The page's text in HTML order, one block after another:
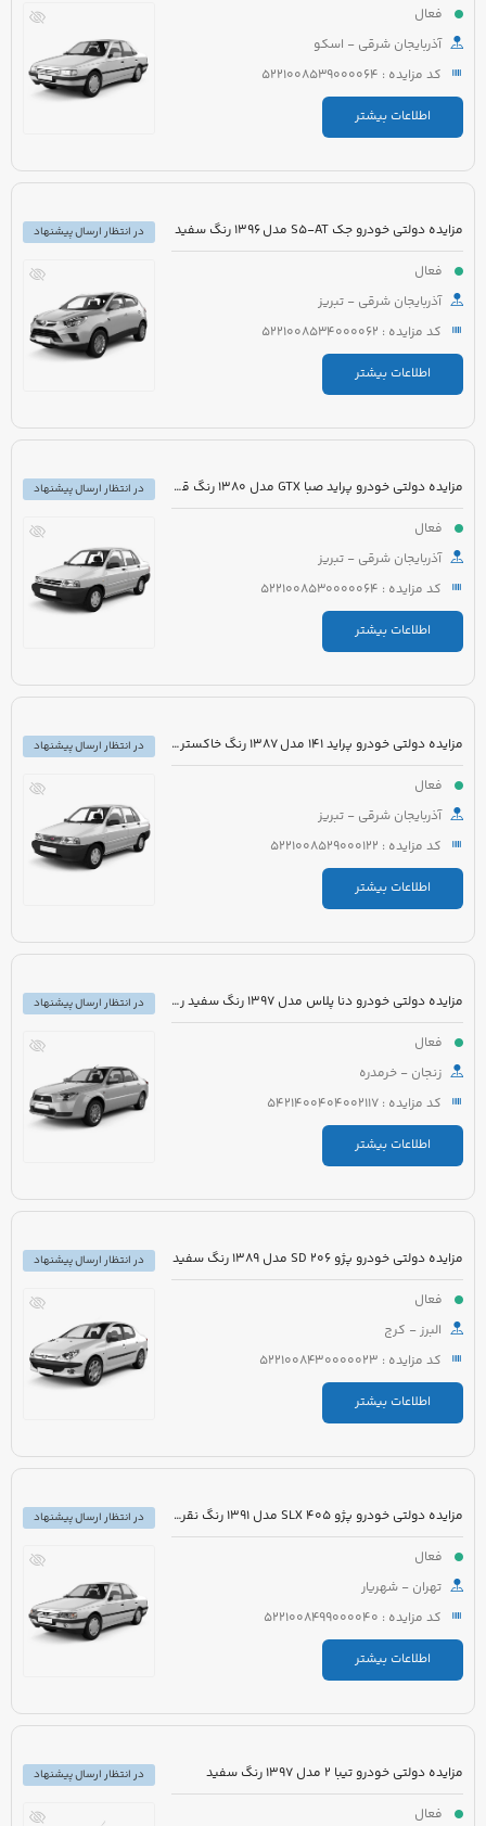
فعال
آذربایجان شرقی - اسکو
کد مزایده : 5221008539000064
اطلاعات بیشتر
مزایده دولتی خودرو جک S5-AT مدل 1396 رنگ سفید
فعال
آذربایجان شرقی - تبریز
کد مزایده : 5221008534000062
اطلاعات بیشتر
در انتظار ارسال پیشنهاد
مزایده دولتی خودرو پراید صبا GTX مدل 1380 رنگ قرمز
فعال
آذربایجان شرقی - تبریز
کد مزایده : 5221008530000064
اطلاعات بیشتر
در انتظار ارسال پیشنهاد
مزایده دولتی خودرو پراید 141 مدل 1387 رنگ خاکستری متالیک
فعال
آذربایجان شرقی - تبریز
کد مزایده : 5221008529000122
اطلاعات بیشتر
در انتظار ارسال پیشنهاد
مزایده دولتی خودرو دنا پلاس مدل 1397 رنگ سفید روغنی
فعال
زنجان - خرمدره
کد مزایده : 5421400404002117
اطلاعات بیشتر
در انتظار ارسال پیشنهاد
مزایده دولتی خودرو پژو 206 SD مدل 1389 رنگ سفید
فعال
البرز - کرج
کد مزایده : 5221008430000023
اطلاعات بیشتر
در انتظار ارسال پیشنهاد
مزایده دولتی خودرو پژو 405 SLX مدل 1391 رنگ نقره ای
فعال
تهران - شهریار
کد مزایده : 5221008499000040
اطلاعات بیشتر
در انتظار ارسال پیشنهاد
مزایده دولتی خودرو تیبا 2 مدل 1397 رنگ سفید
فعال
در انتظار ارسال پیشنهاد